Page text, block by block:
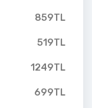
859TL
519TL
1249TL
699TL